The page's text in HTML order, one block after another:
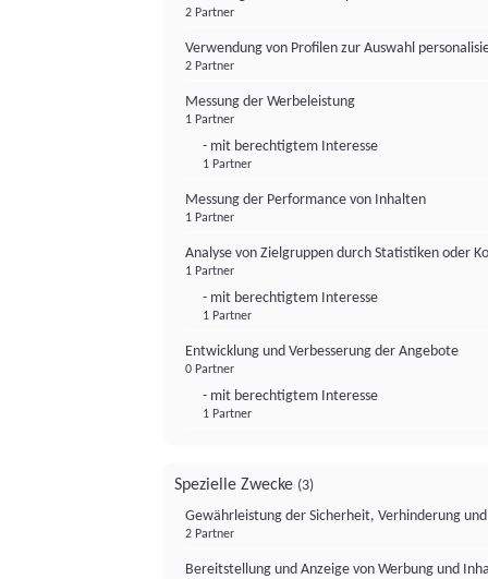
2 Partner
Verwendung von Profilen zur Auswahl
2 Partner
Messung der Werbeleistung
1 Partner
- mit berechtigtem Interesse
1 Partner
Messung der Performance von Inhalten
1 Partner
Analyse von Zielgruppen durch Statistiken oder
1 Partner
- mit berechtigtem Interesse
1 Partner
Entwicklung und Verbesserung der Angebote
0 Partner
- mit berechtigtem Interesse
1 Partner
Spezielle Zwecke (3)
Gewährleistung der Sicherheit, Verhinderung
2 Partner
Bereitstellung und Anzeige von Werbung und